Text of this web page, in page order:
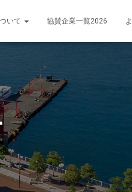
いて 協賛企業一覧2026